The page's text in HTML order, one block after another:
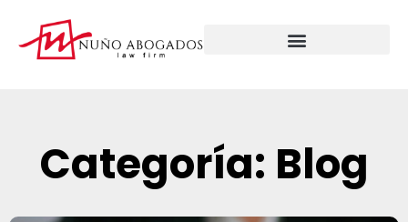
Categoría: Blog